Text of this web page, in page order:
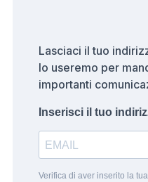
Lasciaci il tuo
lo useremo per
importanti
Inserisci il tuo
Verifica di aver inserito la